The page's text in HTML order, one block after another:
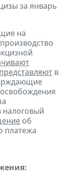
за январь
на
представляют в
налоговый
об
платежа